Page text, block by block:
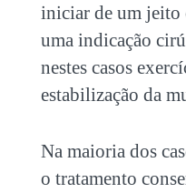
iniciar de um jeito
uma indicação
nestes casos
estabilização da
Na maioria dos
o tratamento